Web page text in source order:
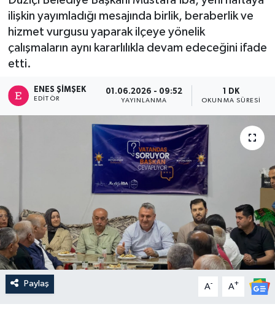
ilişkin yayımladığı mesajında birlik, beraberlik ve
hizmet vurgusu yaparak ilçeye yönelik
çalışmaların aynı kararlılıkla devam edeceğini ifade
etti.
ENES ŞIMŞEK
EDITÖR
01.06.2026 - 09:52
YAYINLANMA
1 DK
OKUNMA SÜRESI
Paylaş A- A+